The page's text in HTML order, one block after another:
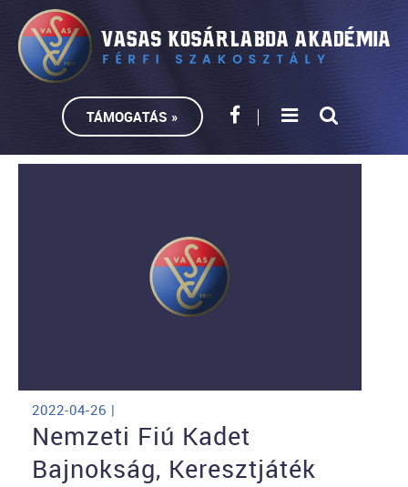
TÁMOGATÁS »
2022-04-26 |
Nemzeti Fiú Kadet
Bajnokság, Keresztjáték